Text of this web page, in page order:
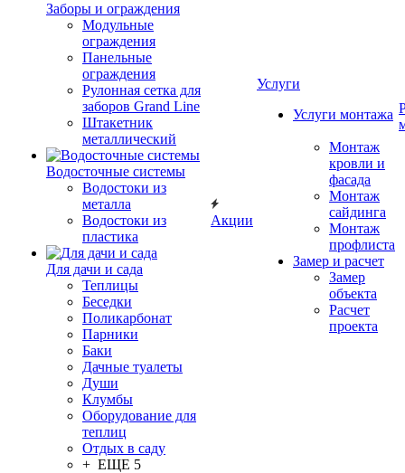
Заборы и ограждения
Модульные
ограждения
Панельные
ограждения
Рулонная сетка для
заборов Grand Line
Штакетник
металлический
Водосточные системы
Водостоки из
металла
Водостоки из
пластика
Для дачи и сада
Теплицы
Беседки
Поликарбонат
Парники
Баки
Дачные туалеты
Души
Клумбы
Оборудование для
теплиц
Отдых в саду
+ ЕЩЕ 5
Акции
Услуги
Услуги монтажа
Монтаж
кровли и
фасада
Монтаж
сайдинга
Монтаж
профлиста
Замер и расчет
Замер
объекта
Расчет
проекта